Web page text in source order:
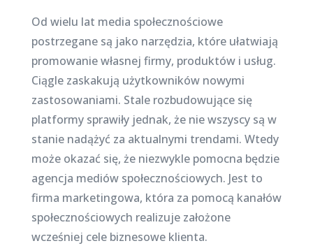
Od wielu lat media społecznościowe
postrzegane są jako narzędzia, które ułatwiają
promowanie własnej firmy, produktów i usług.
Ciągle zaskakują użytkowników nowymi
zastosowaniami. Stale rozbudowujące się
platformy sprawiły jednak, że nie wszyscy są w
stanie nadążyć za aktualnymi trendami. Wtedy
może okazać się, że niezwykle pomocna będzie
agencja mediów społecznościowych. Jest to
firma marketingowa, która za pomocą kanałów
społecznościowych realizuje założone
wcześniej cele biznesowe klienta.